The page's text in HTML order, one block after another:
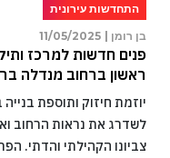
התחדשות עירונית
בן רומן |
11/05/2025
פנים חדשות למרכז
ראשון ברחוב מנדלה
יוזמת חיזוק ותוספת
לשדרג את נראות הרחוב
צביונו הקהילתי והדתי.